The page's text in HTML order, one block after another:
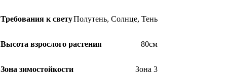
Требования к светуПолутень, Солнце, Тень
Высота взрослого растения 80см
Зона зимостойкости Зона 3